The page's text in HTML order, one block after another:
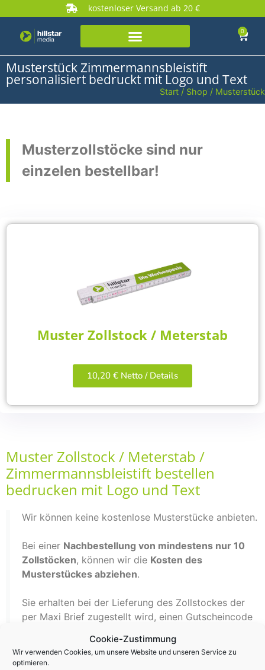
Cookie-Zustimmung
Wir verwenden Cookies, um unsere Website und unseren Service zu
optimieren.
kostenloser Versand ab 20 €
0
Musterstück Zimmermannsbleistift
personalisiert bedruckt mit Logo und Text
Start / Shop / Musterstück
Musterzollstöcke sind nur
einzelen bestellbar!
Muster Zollstock / Meterstab
10,20 € Netto / Details
Muster Zollstock / Meterstab /
Zimmermannsbleistift bestellen
bedrucken mit Logo und Text
Wir können keine kostenlose Musterstücke anbieten.
Bei einer Nachbestellung von mindestens nur 10
Zollstöcken, können wir die Kosten des
Musterstückes abziehen.
Sie erhalten bei der Lieferung des Zollstockes der
per Maxi Brief zugestellt wird, einen Gutscheincode